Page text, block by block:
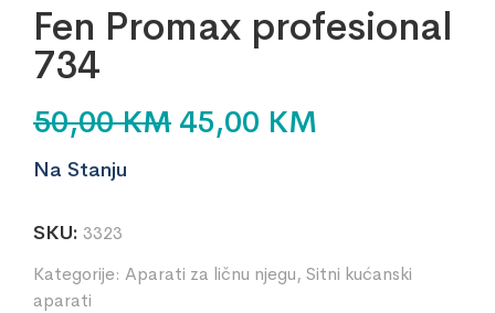
Fen Promax profesional
734
50,00KM 45,00 KM
Na Stanju
SKU: 3323
Kategorije: Aparati za ličnu njegu, Sitni kućanski
aparati